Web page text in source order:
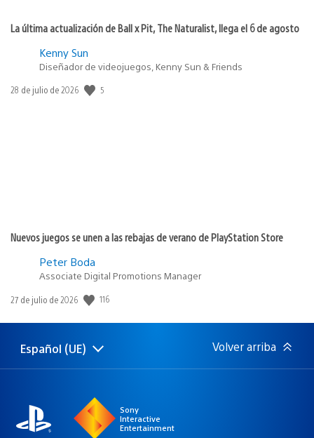
La última actualización de Ball x Pit, The Naturalist, llega el 6 de agosto
Kenny Sun
Diseñador de videojuegos, Kenny Sun & Friends
Fecha
28 de julio de 2026 5
Nuevos juegos se unen a las rebajas de verano de PlayStation Store
Peter Boda
Associate Digital Promotions Manager
Fecha
publicación:
27 de julio de 2026 116
Selecciona
Región
Español (UE) Volver arriba
Sony
Interactive
Entertainment